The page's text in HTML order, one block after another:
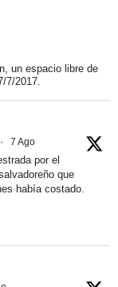
un espacio libre de
7/2017.
· 7 Ago
por el
que
había costado.